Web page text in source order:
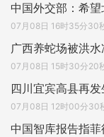
中国外交部：希
07月08日 16时35分30
广西养蛇场被洪
07月08日 15时30分20
四川宜宾高县再
07月08日 12时00分30
中国智库报告指